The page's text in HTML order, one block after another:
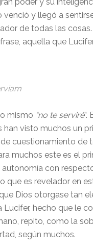
venció y llegó a
de todas las
aquella que
mismo “no te serviré”.
han visto muchos un
cuestionamiento de
muchos este es el
con
que es revelador en
Dios otorgase tan
Lucifer, hecho que le
repito, como la
según muchos.